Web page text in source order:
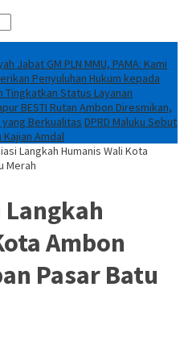
Jabat GM PLN MMU, PAMA: Kami
Penyuluhan Hukum kepada
Tingkatkan Status Layanan
BESTI Rutan Ambon Diresmikan,
Berkualitas DPRD Maluku Sebut
Amdal
Langkah Humanis Wali Kota
Merah
Langkah
Ambon
Pasar Batu